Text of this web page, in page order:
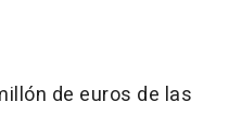
de euros de las